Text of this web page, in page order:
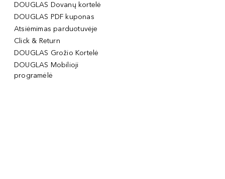
DOUGLAS Dovanų kortelė
DOUGLAS PDF kuponas
Atsiėmimas parduotuvėje
Click & Return
DOUGLAS Grožio Kortelė
DOUGLAS Mobilioji
programėlė